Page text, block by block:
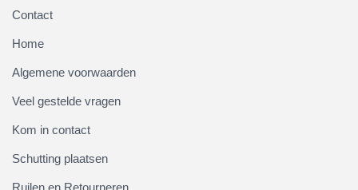
Contact
Home
Algemene voorwaarden
Veel gestelde vragen
Kom in contact
Schutting plaatsen
Ruilen en Retourneren